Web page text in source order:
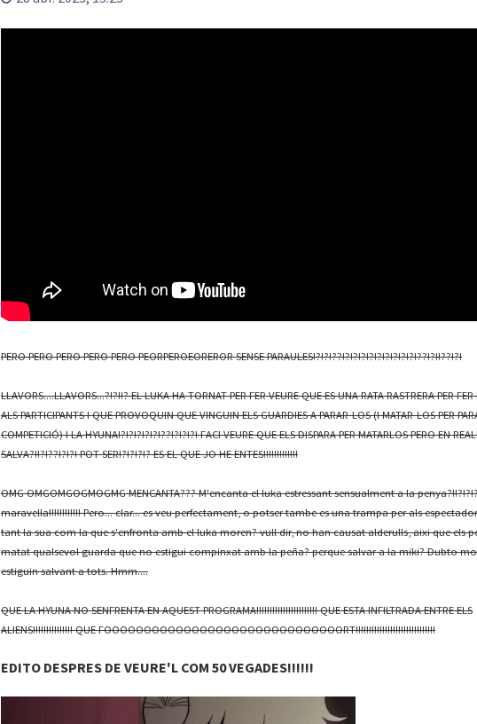
PERO PERO PERO PERO PERO PEORPEROEOREROR SENSE PARAULES!?!?!??!?!?!?!?!?!?!?!?!?!??!?!!??!?!
LLAVORS....LLAVORS...?!?!!? EL LUKA HA TORNAT PER FER VEURE QUE ES UNA RATA RASTRERA PER FER
ALS PARTICIPANTS I QUE PROVOQUIN QUE VINGUIN ELS GUARDIES A PARAR-LOS (I MATAR-LOS PER
COMPETICIÓ) I LA HYUNA!?!?!?!?!?!??!?!?!?! FACI VEURE QUE ELS DISPARA PER MATARLOS PERO EN
SALVA?!!?!??!?!?! POT SER!?!?!?!? ES EL QUE JO HE ENTES!!!!!!!!!!!!!
OMG OMGOMGOGMOGMG MENCANTA??? M'encanta el luka estressant sensualment a la
maravella!!!!!!!!!!!! Pero... clar... es veu perfectament, o potser tambe es una trampa per als
tant la sua com la que s'enfronta amb el luka moren? vull dir, no han causat alderulls, aixi que els
matat qualsevol guarda que no estigui compinxat amb la peña? perque salvar a la miki? Dubto
estiguin salvant a tots. Hmm....
QUE LA HYUNA NO SENFRENTA EN AQUEST PROGRAMA!!!!!!!!!!!!!!!!!!!!!!! QUE ESTA INFILTRADA ENTRE ELS
ALIENS!!!!!!!!!!!!!!! QUE FOOOOOOOOOOOOOOOOOOOOOOOOOOOOOORT!!!!!!!!!!!!!!!!!!!!!!!!!!!!!!
EDITO DESPRES DE VEURE'L COM 50 VEGADES!!!!!!